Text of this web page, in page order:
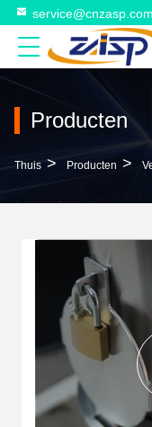
service@cnzasp.com
Producten
Thuis > Producten >